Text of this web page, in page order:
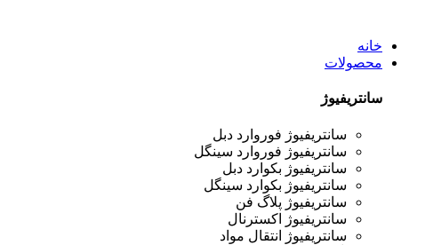
خانه
محصولات
سانتریفیوژ
سانتریفیوژ فوروارد دبل
سانتریفیوژ فوروارد سینگل
سانتریفیوژ بکوارد دبل
سانتریفیوژ بکوارد سینگل
سانتریفیوژ پلاگ فن
سانتریفیوژ اکسترنال
سانتریفیوژ انتقال مواد